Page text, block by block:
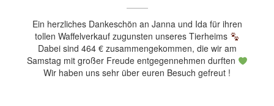
Ein herzliches Dankeschön an Janna und Ida für ihren
tollen Waffelverkauf zugunsten unseres Tierheims
Dabei sind 464 € zusammengekommen, die wir am
Samstag mit großer Freude entgegennehmen durften
Wir haben uns sehr über euren Besuch gefreut !